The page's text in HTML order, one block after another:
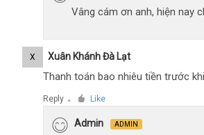
Vâng cám ơn anh, hiện nay
X Xuân Khánh Đà Lạt
Thanh toán bao nhiêu tiền trước
Reply ● Like
Admin ADMIN